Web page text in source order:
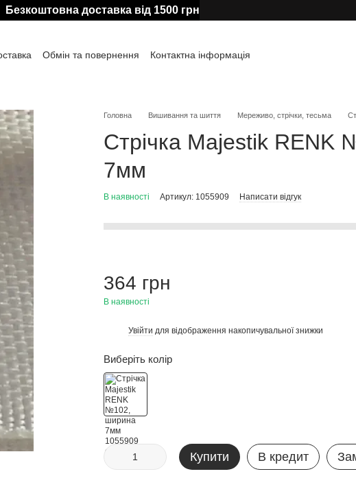
Безкоштовна доставка від 1500 грн
Обмін та повернення
Контактна інформація
Головна Вишивання та шиття Мереживо, стрічки, тесьма
Стрічка Majestik
7мм
В наявності Артикул: 1055909 Написати відгук
364 грн
В наявності
Увійти для відображення накопичувальної знижки
Виберіть колір
Купити В кредит